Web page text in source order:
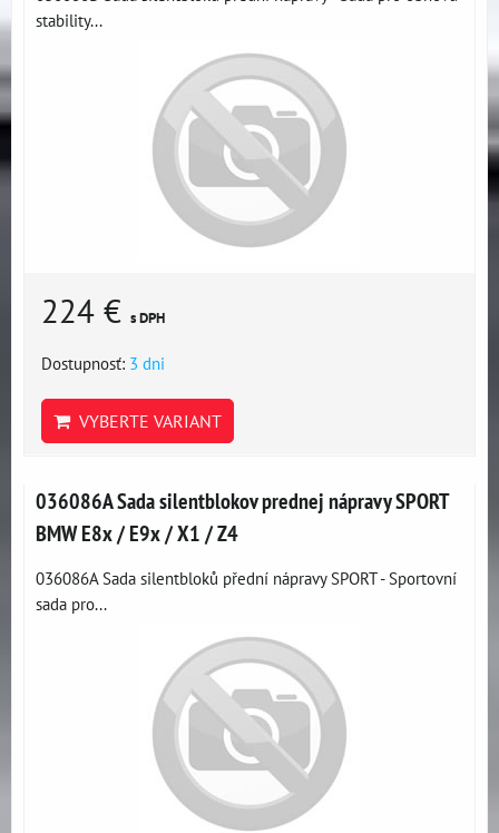
stability...
224 € s DPH
Dostupnosť: 3 dni
VYBERTE VARIANT
036086A Sada silentblokov prednej nápravy SPORT
BMW E8x / E9x / X1 / Z4
036086A Sada silentbloků přední nápravy SPORT - Sportovní
sada pro...